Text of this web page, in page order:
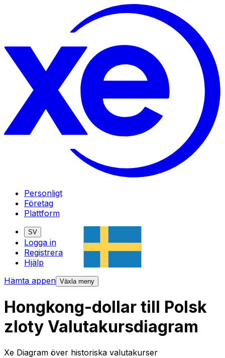
Personligt
Företag
Plattform
SV
Logga in
Registrera
Hjälp
Hämta appen Växla meny
Hongkong-dollar till Polsk
zloty Valutakursdiagram
Xe Diagram över historiska valutakurser